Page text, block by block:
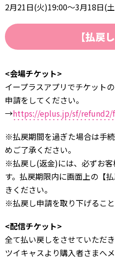
2月21日(火)19:00～3月18日(
【払戻
<会場チケット>
イープラスアプリでチケット
申請をしてください。
→https://eplus.jp/sf/refund2/
※払戻期間を過ぎた場合は手
めご了承ください。
※払戻し(返金)には、必ずお
す。払戻期限内に画面上の【
きください。
※払戻し申請を取り下げること
<配信チケット>
全て払い戻しをさせていただき
ツイキャスより購入者さまへ